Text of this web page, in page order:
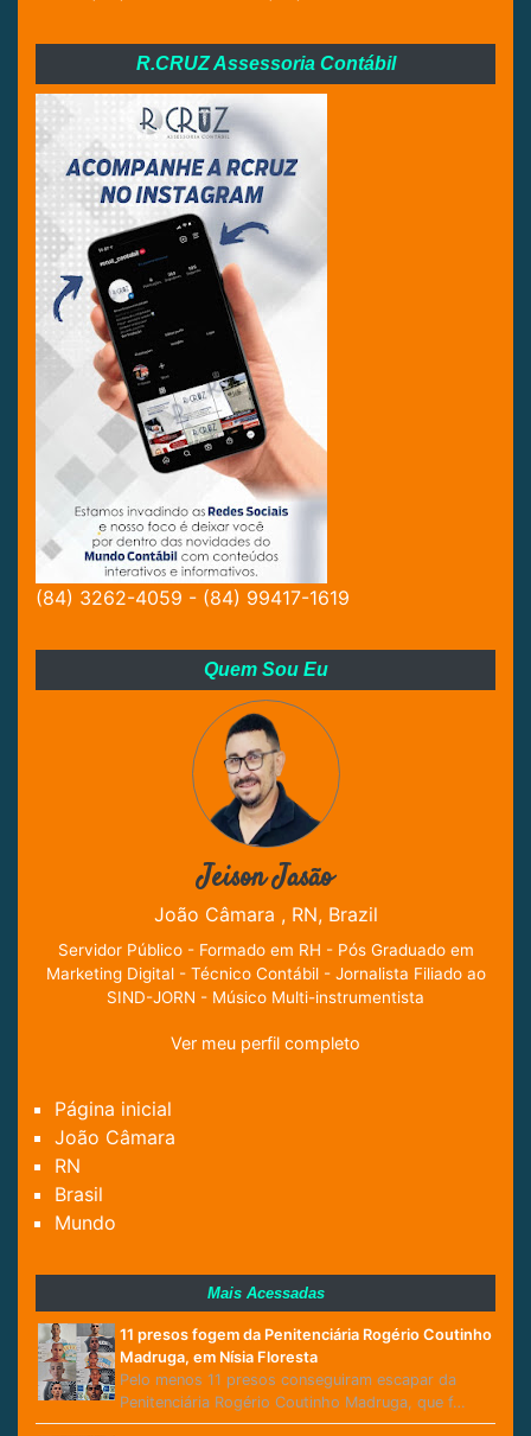
R.CRUZ Assessoria Contábil
(84) 3262-4059 - (84) 99417-1619
Quem Sou Eu
Jeison Jasão
João Câmara , RN, Brazil
Servidor Público - Formado em RH - Pós Graduado em
Marketing Digital - Técnico Contábil - Jornalista Filiado ao
SIND-JORN - Músico Multi-instrumentista
Ver meu perfil completo
Página inicial
João Câmara
RN
Brasil
Mundo
Mais Acessadas
11 presos fogem da Penitenciária Rogério Coutinho
Madruga, em Nísia Floresta
Pelo menos 11 presos conseguiram escapar da
Penitenciária Rogério Coutinho Madruga, que f…